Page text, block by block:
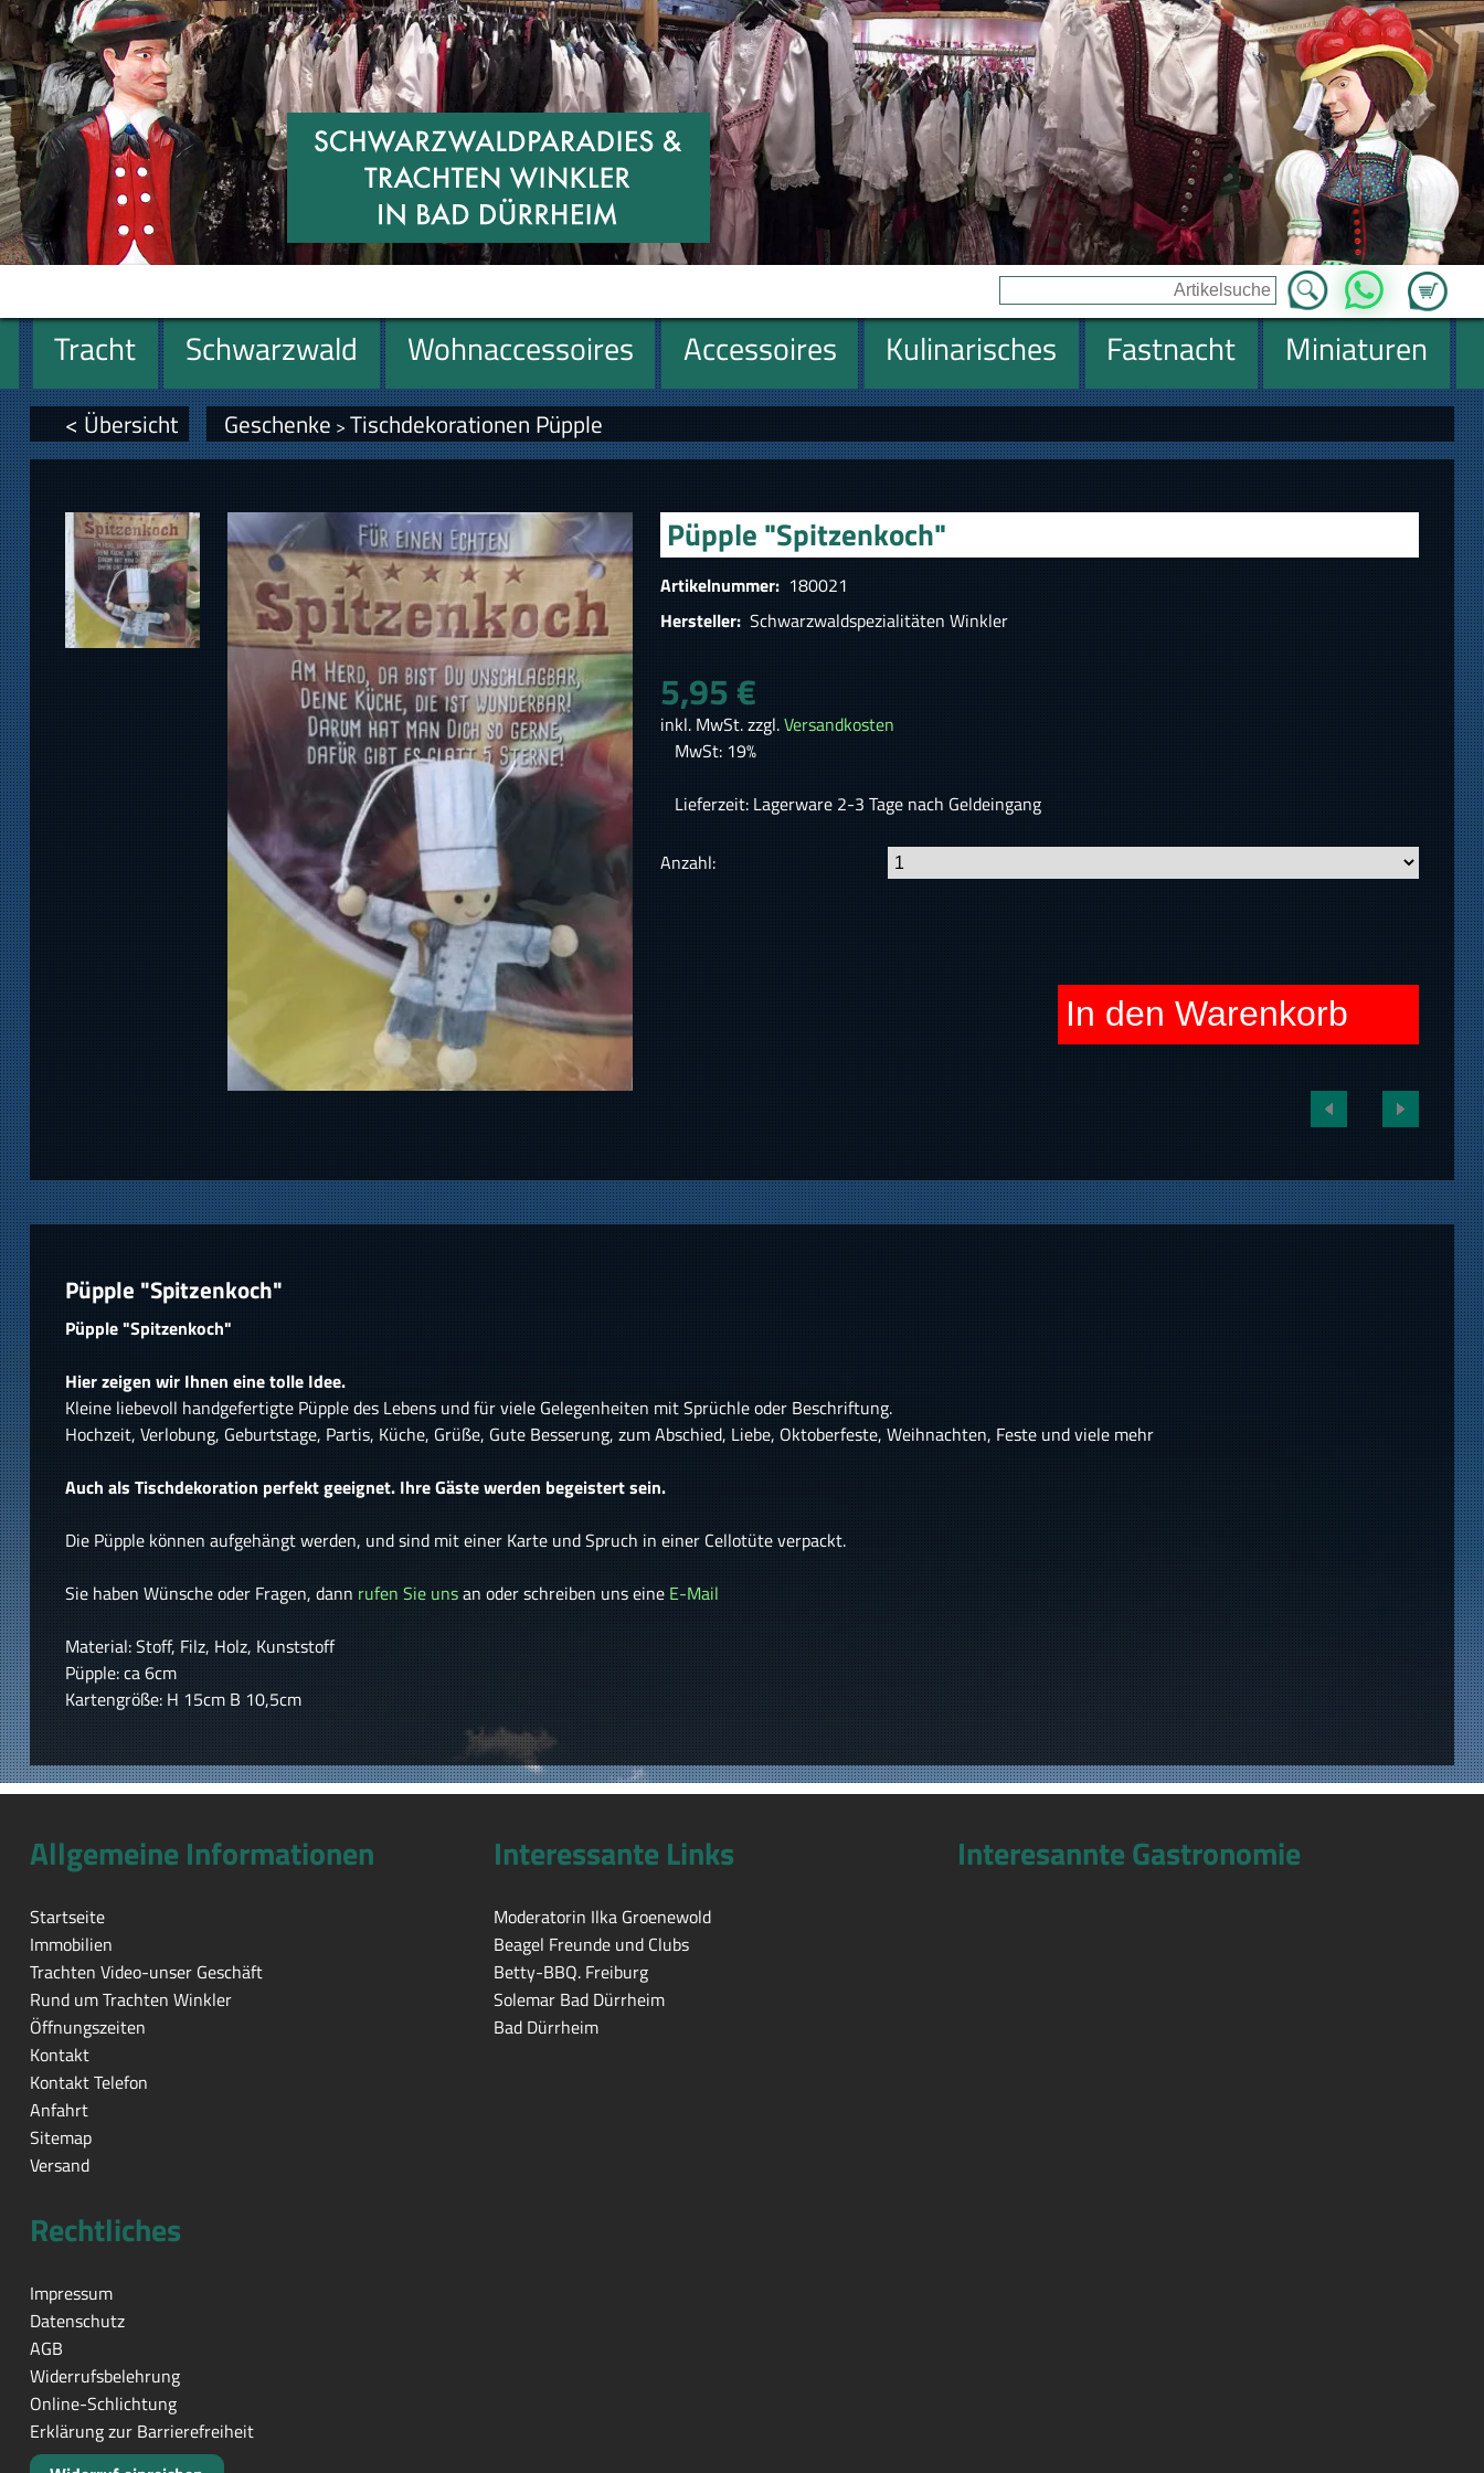
Zum
WhatsApp
Tracht Schwarzwald Wohnaccessoires Accessoires Kulinarisches Fastnacht
Miniaturen
Geschenke
< Übersicht Geschenke > Tischdekorationen Püpple
Püpple "Spitzenkoch"
Artikelnummer: 180021
Hersteller: Schwarzwaldspezialitäten Winkler
5,95 €
inkl. MwSt. zzgl.Versandkosten
MwSt: 19%
Lieferzeit: Lagerware 2-3 Tage nach Geldeingang
Anzahl:
In den Warenkorb
Püpple "Spitzenkoch"
Püpple "Spitzenkoch"
Hier zeigen wir Ihnen eine tolle Idee.
Kleine liebevoll handgefertigte Püpple des Lebens und für viele Gelegenheiten mit Sprüchle oder Beschriftung.
Hochzeit, Verlobung, Geburtstage, Partis, Küche, Grüße, Gute Besserung, zum Abschied, Liebe, Oktoberfeste, Weihnachten, Feste und viele mehr
Auch als Tischdekoration perfekt geeignet. Ihre Gäste werden begeistert sein.
Die Püpple können aufgehängt werden, und sind mit einer Karte und Spruch in einer Cellotüte verpackt.
Sie haben Wünsche oder Fragen, dann rufen Sie unsan oder schreiben uns eine E-Mail
Material: Stoff, Filz, Holz, Kunststoff
Püpple: ca 6cm
Kartengröße: H 15cm B 10,5cm
Allgemeine Informationen
Startseite
Immobilien
Trachten Video-unser Geschäft
Rund um Trachten Winkler
Öffnungszeiten
Kontakt
Kontakt Telefon
Anfahrt
Sitemap
Versand
Interessante Links
Moderatorin Ilka Groenewold
Beagel Freunde und Clubs
Betty-BBQ. Freiburg
Solemar Bad Dürrheim
Bad Dürrheim
Interesannte Gastronomie
Rechtliches
Impressum
Datenschutz
AGB
Widerrufsbelehrung
Online-Schlichtung
Erklärung zur Barrierefreiheit